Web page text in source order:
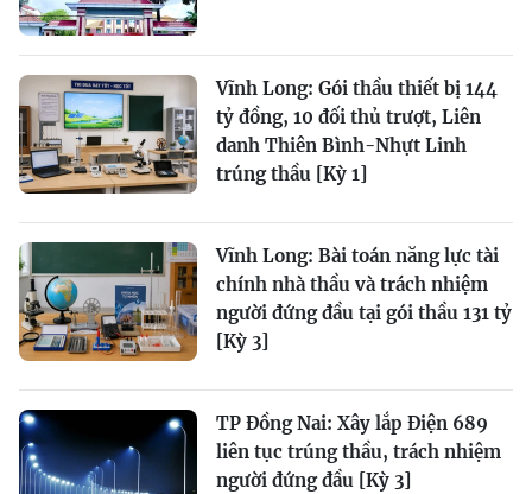
Vĩnh Long: Gói thầu thiết bị 144
tỷ đồng, 10 đối thủ trượt, Liên
danh Thiên Bình-Nhựt Linh
trúng thầu [Kỳ 1]
Vĩnh Long: Bài toán năng lực tài
chính nhà thầu và trách nhiệm
người đứng đầu tại gói thầu 131 tỷ
[Kỳ 3]
TP Đồng Nai: Xây lắp Điện 689
liên tục trúng thầu, trách nhiệm
người đứng đầu [Kỳ 3]